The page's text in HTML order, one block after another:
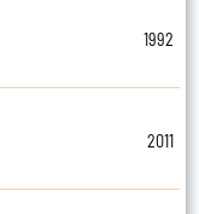
1992
2011